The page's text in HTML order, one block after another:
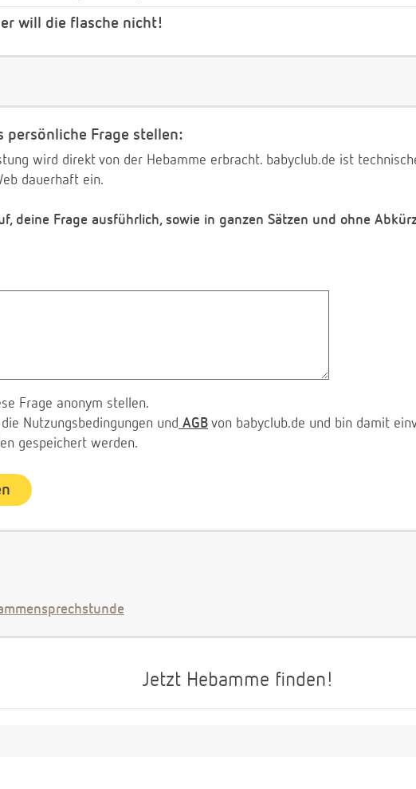
will die flasche nicht!
persönliche Frage stellen:
wird direkt von der Hebamme erbracht. babyclub.de ist
dauerhaft ein.
deine Frage ausführlich, sowie in ganzen Sätzen und ohne
Frage anonym stellen.
Nutzungsbedingungen und AGB von babyclub.de und bin damit
gespeichert werden.
Jetzt Hebamme finden!